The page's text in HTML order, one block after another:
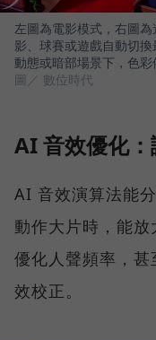
左圖為電影模式，右圖
影、球賽或遊戲自動切
動態或暗部場景下，色彩
圖／ 數位時代
AI 音效優化
AI 音效演算法能
動作大片時，能
優化人聲頻率，
效校正。